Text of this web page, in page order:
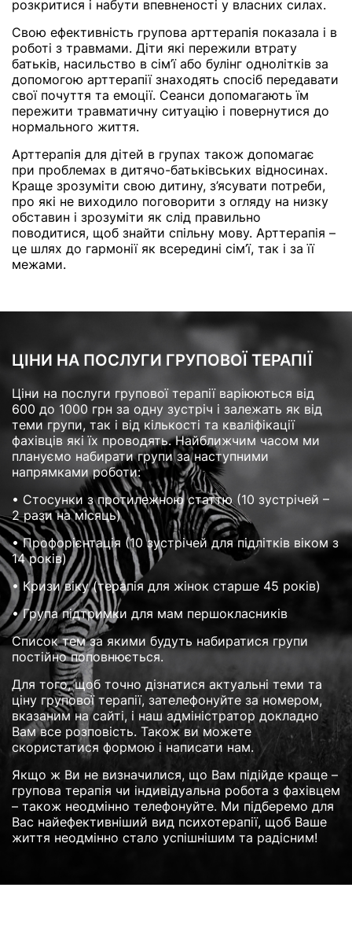
розкритися і набути впевненості у власних силах.
Свою ефективність групова арттерапія показала і в
роботі з травмами. Діти які пережили втрату
батьків, насильство в сім’ї або булінг однолітків за
допомогою арттерапії знаходять спосіб передавати
свої почуття та емоції. Сеанси допомагають їм
пережити травматичну ситуацію і повернутися до
нормального життя.
Арттерапія для дітей в групах також допомагає
при проблемах в дитячо-батьківських відносинах.
Краще зрозуміти свою дитину, з’ясувати потреби,
про які не виходило поговорити з огляду на низку
обставин і зрозуміти як слід правильно
поводитися, щоб знайти спільну мову. Арттерапія –
це шлях до гармонії як всередині сім’ї, так і за її
межами.
ЦІНИ НА ПОСЛУГИ ГРУПОВОЇ ТЕРАПІЇ
Ціни на послуги групової терапії варіюються від
600 до 1000 грн за одну зустріч і залежать як від
теми групи, так і від кількості та кваліфікації
фахівців які їх проводять. Найближчим часом ми
плануємо набирати групи за наступними
напрямками роботи:
• Стосунки з протилежною статтю (10 зустрічей –
2 рази на місяць)
• Профорієнтація (10 зустрічей для підлітків віком з
14 років)
• Кризи віку (терапія для жінок старше 45 років)
• Група підтримки для мам першокласників
Список тем за якими будуть набиратися групи
постійно поповнюється.
Для того, щоб точно дізнатися актуальні теми та
ціну групової терапії, зателефонуйте за номером,
вказаним на сайті, і наш адміністратор докладно
Вам все розповість. Також ви можете
скористатися формою і написати нам.
Якщо ж Ви не визначилися, що Вам підійде краще –
групова терапія чи індивідуальна робота з фахівцем
– також неодмінно телефонуйте. Ми підберемо для
Вас найефективніший вид психотерапії, щоб Ваше
життя неодмінно стало успішнішим та радісним!